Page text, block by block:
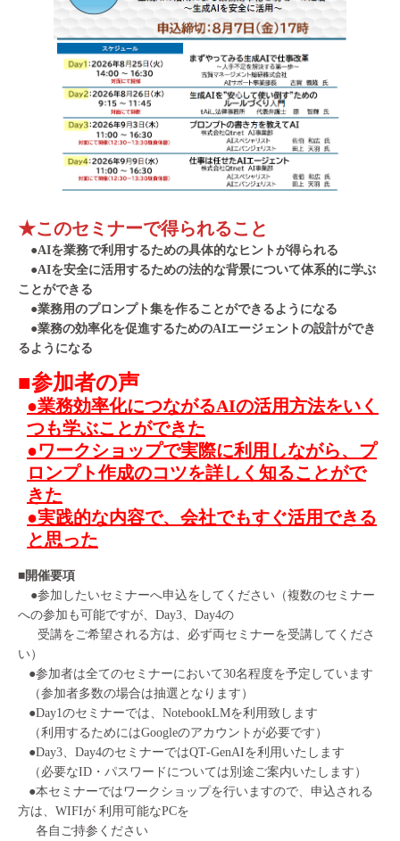
★このセミナーで得られること
●AIを業務で利用するための具体的なヒントが得られる
●AIを安全に活用するための法的な背景について体系的に学ぶ
ことができる
●業務用のプロンプト集を作ることができるようになる
●業務の効率化を促進するためのAIエージェントの設計ができ
るようになる
■参加者の声
●業務効率化につながるAIの活用方法をいく
つも学ぶことができた
●ワークショップで実際に利用しながら、プ
ロンプト作成のコツを詳しく知ることがで
きた
●実践的な内容で、会社でもすぐ活用できる
と思った
■開催要項
●参加したいセミナーへ申込をしてください（複数のセミナー
への参加も可能ですが、Day3、Day4の
受講をご希望される方は、必ず両セミナーを受講してくださ
い）
●参加者は全てのセミナーにおいて30名程度を予定しています
（参加者多数の場合は抽選となります）
●Day1のセミナーでは、NotebookLMを利⽤致します
（利用するためにはGoogleのアカウントが必要です）
●Day3、Day4のセミナーではQT‐GenAIを利⽤いたします
（必要なID・パスワードについては別途ご案内いたします）
●本セミナーではワークショップを⾏いますので、申込される
⽅は、WIFIが 利⽤可能なPCを
各⾃ご持参ください